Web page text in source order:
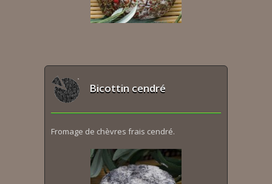
Bicottin cendré
Fromage de chèvres frais cendré.